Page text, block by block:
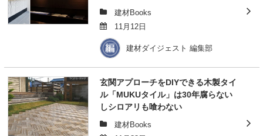
建材Books
11月12日
建材ダイジェスト 編集部
玄関アプローチをDIYできる木製タイ
ル「MUKUタイル」は30年腐らない
しシロアリも喰わない
建材Books